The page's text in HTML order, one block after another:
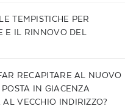
TEMPISTICHE PER
E IL RINNOVO DEL
RECAPITARE AL NUOVO
IN GIACENZA
AL VECCHIO INDIRIZZO?